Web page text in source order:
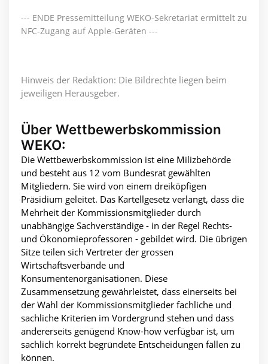
--- ENDE Pressemitteilung WEKO-Sekretariat ermittelt zu
NFC-Zugang auf Apple-Geräten ---
Hinweis der Redaktion: Die Bildrechte liegen beim
jeweiligen Herausgeber.
Über Wettbewerbskommission
WEKO:
Die Wettbewerbskommission ist eine Milizbehörde
und besteht aus 12 vom Bundesrat gewählten
Mitgliedern. Sie wird von einem dreiköpfigen
Präsidium geleitet. Das Kartellgesetz verlangt, dass die
Mehrheit der Kommissionsmitglieder durch
unabhängige Sachverständige - in der Regel Rechts-
und Ökonomieprofessoren - gebildet wird. Die übrigen
Sitze teilen sich Vertreter der grossen
Wirtschaftsverbände und
Konsumentenorganisationen. Diese
Zusammensetzung gewährleistet, dass einerseits bei
der Wahl der Kommissionsmitglieder fachliche und
sachliche Kriterien im Vordergrund stehen und dass
andererseits genügend Know-how verfügbar ist, um
sachlich korrekt begründete Entscheidungen fällen zu
können.